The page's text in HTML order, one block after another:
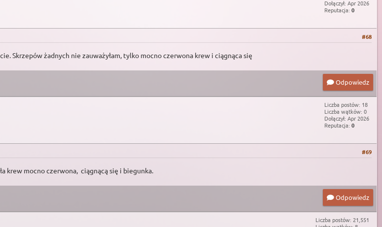
Dołączył: Apr 2026
Reputacja: 0
#68
Skrzepów żadnych nie zauważyłam, tylko mocno czerwona krew i ciągnąca się
Odpowiedz
Liczba postów: 18
Liczba wątków: 0
Dołączył: Apr 2026
Reputacja: 0
#69
krew mocno czerwona, ciągnącą się i biegunka.
Odpowiedz
Liczba postów: 21,551